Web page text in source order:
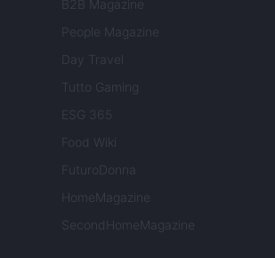
B2B Magazine
People Magazine
Day Travel
Tutto Gaming
ESG 365
Food Wiki
FuturoDonna
HomeMagazine
SecondHomeMagazine